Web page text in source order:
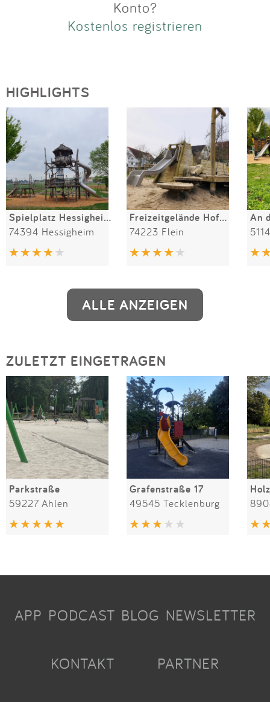
Konto?
Kostenlos registrieren
HIGHLIGHTS
Spielplatz Hessigheimer Felsengärten
74394 Hessigheim
Freizeitgelände Hofwiesen
74223 Flein
An
ALLE ANZEIGEN
ZULETZT EINGETRAGEN
Parkstraße
59227 Ahlen
Grafenstraße 17
49545 Tecklenburg
APP PODCAST BLOG NEWSLETTER
KONTAKT PARTNER